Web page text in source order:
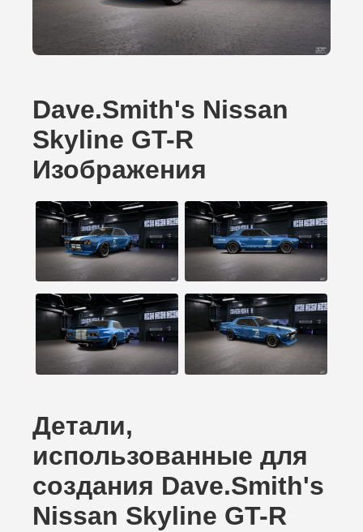
Dave.Smith's Nissan
Skyline GT-R
Изображения
Детали,
использованные для
создания Dave.Smith's
Nissan Skyline GT-R